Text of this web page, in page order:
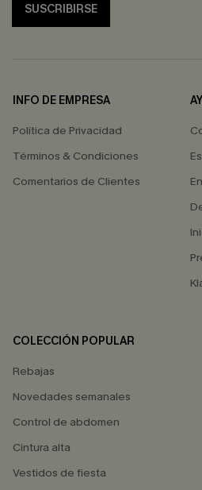
SUSCRIBIRSE
INFO DE EMPRESA
Política de Privacidad
Términos & Condiciones
Comentarios de Clientes
COLECCIÓN POPULAR
Rebajas
Novedades semanales
Control de abdomen
Cintura alta
Vestidos de fiesta